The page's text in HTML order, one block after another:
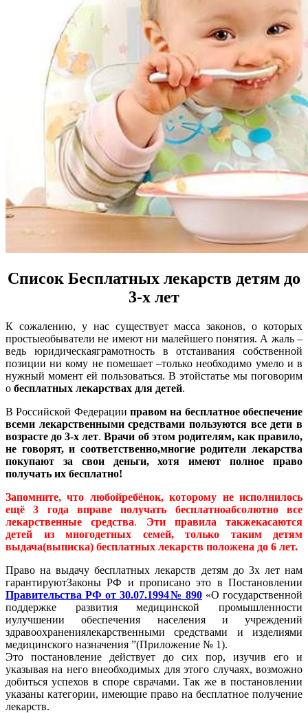
Список Бесплатных лекарств детям до
3-х лет
К сожалению, у нас существует масса законов, о которых
простыеобыватели не имеют ни малейшего понятия. А жаль –
ведь юридическаяграмотность в отстаивания собственной
позиции ни кому не помешает –только необходимо умело и в
нужный момент ей пользоваться. В этойстатье мы поговорим
о бесплатных лекарствах для детей.
В Российской Федерации правом на бесплатное обеспечение
всеми лекарственными средствами пользуются все дети в
возрасте до 3-х лет.Врачи об этом родителям, как правило,
не говорят, и соответственно,многие родители лекарства
покупают за свои деньги, хотя имеют полное право
получать их бесплатно!
Запомните, что любойребёнок, которому не исполнилось
ещё 3 года вправе получать бесплатноабсолютно все
лекарственные средства. Эти правила такжекасаются
детей из многодетных семей, только таким детям
выдача(выписка) бесплатных лекарств положена до 6 лет.
Право на выдачу бесплатных лекарств детям до 3х лет нам
гарантируютЗаконы РФ и прописано это в Постановлении
Правительства РФ от 30.07.1994№ 890«О государственной
поддержке развития медицинской промышленности
иулучшении обеспечения населения и учреждений
здравоохранениялекарственными средствами и изделиями
медицинского назначения ”(Приложение № 1).
Это постановление действует до сих пор, изучив его и
указывая на него внеобходимых для этого случаях, возможно
добиться успехов в споре сврачами. Так же в постановлении
указаны категории, имеющие право на бесплатное получение
лекарств.